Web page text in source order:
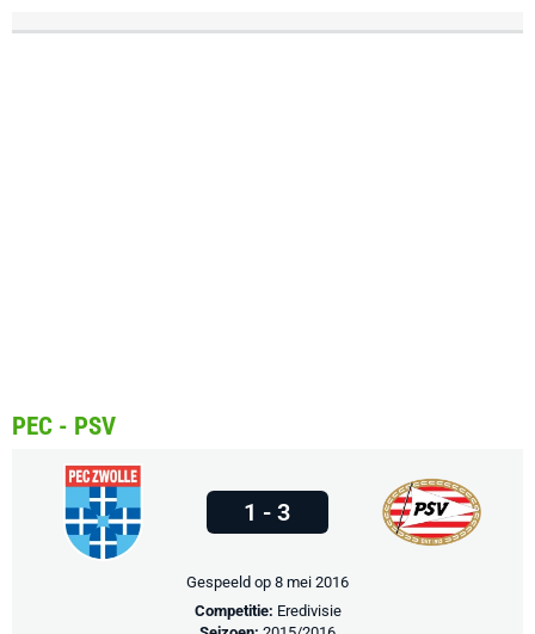
PEC - PSV
1 - 3
Gespeeld op 8 mei 2016
Competitie: Eredivisie